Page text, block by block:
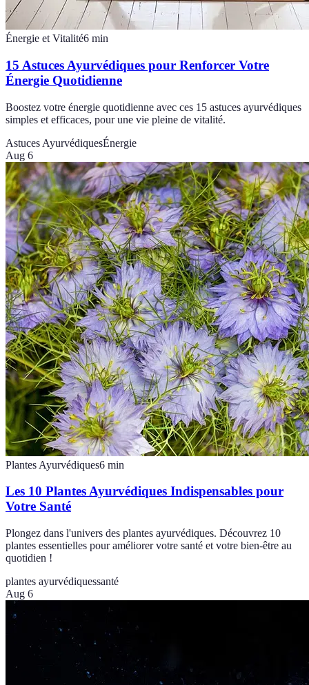
Énergie et Vitalité6 min
15 Astuces Ayurvédiques pour Renforcer Votre
Énergie Quotidienne
Boostez votre énergie quotidienne avec ces 15 astuces ayurvédiques
simples et efficaces, pour une vie pleine de vitalité.
Astuces AyurvédiquesÉnergie
Aug 6
Plantes Ayurvédiques6 min
Les 10 Plantes Ayurvédiques Indispensables pour
Votre Santé
Plongez dans l'univers des plantes ayurvédiques. Découvrez 10
plantes essentielles pour améliorer votre santé et votre bien-être au
quotidien !
plantes ayurvédiquessanté
Aug 6